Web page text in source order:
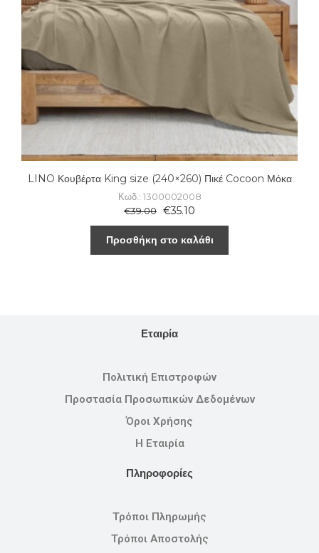
LINO Κουβέρτα King size (240×260) Πικέ Cocoon Μόκα
Κωδ.: 1300002008
€39.00 €35.10
Προσθήκη στο καλάθι
Εταιρία
Πολιτική Επιστροφών
Προστασία Προσωπικών Δεδομένων
Όροι Χρήσης
Η Εταιρία
Πληροφορίες
Τρόποι Πληρωμής
Τρόποι Αποστολής